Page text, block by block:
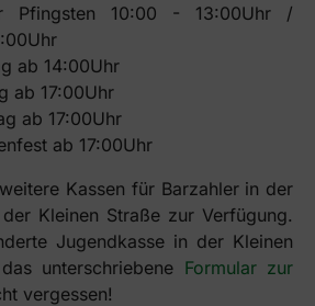
Pfingsten 10:00 - 13:00Uhr /
ab 14:00Uhr
ab 17:00Uhr
ab 17:00Uhr
ab 17:00Uhr
Kassen für Barzahler in der
Kleinen Straße zur Verfügung.
Jugendkasse in der Kleinen
unterschriebene Formular zur
vergessen!